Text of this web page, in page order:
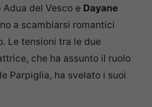
Adua del Vesco e Dayane
a scambiarsi romantici
Le tensioni tra le due
che ha assunto il ruolo
Parpiglia, ha svelato i suoi